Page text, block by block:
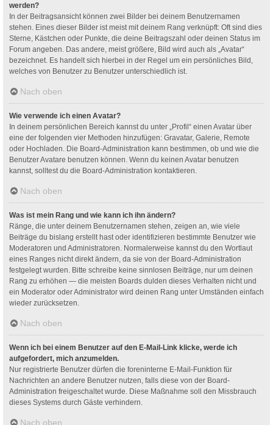
werden?
In der Beitragsansicht können zwei Bilder bei deinem Benutzernamen
stehen. Eines dieser Bilder ist meist mit deinem Rang verknüpft: Oft sind dies
Sterne, Kästchen oder Punkte, die deine Beitragszahl oder deinen Status im
Forum angeben. Das andere, meist größere, Bild wird auch als „Avatar“
bezeichnet. Es handelt sich hierbei in der Regel um ein persönliches Bild,
welches von Benutzer zu Benutzer unterschiedlich ist.
Nach oben
Wie verwende ich einen Avatar?
In deinem persönlichen Bereich kannst du unter „Profil“ einen Avatar über
eine der folgenden vier Methoden hinzufügen: Gravatar, Galerie, Remote
oder Hochladen. Die Board-Administration kann bestimmen, ob und wie die
Benutzer Avatare benutzen können. Wenn du keinen Avatar benutzen
kannst, solltest du die Board-Administration kontaktieren.
Nach oben
Was ist mein Rang und wie kann ich ihn ändern?
Ränge, die unter deinem Benutzernamen stehen, zeigen an, wie viele
Beiträge du bislang erstellt hast oder identifizieren bestimmte Benutzer wie
Moderatoren und Administratoren. Normalerweise kannst du den Wortlaut
eines Ranges nicht direkt ändern, da sie von der Board-Administration
festgelegt wurden. Bitte schreibe keine sinnlosen Beiträge, nur um deinen
Rang zu erhöhen — die meisten Boards dulden dieses Verhalten nicht und
ein Moderator oder Administrator wird deinen Rang unter Umständen einfach
wieder zurücksetzen.
Nach oben
Wenn ich bei einem Benutzer auf den E-Mail-Link klicke, werde ich
aufgefordert, mich anzumelden.
Nur registrierte Benutzer dürfen die foreninterne E-Mail-Funktion für
Nachrichten an andere Benutzer nutzen, falls diese von der Board-
Administration freigeschaltet wurde. Diese Maßnahme soll den Missbrauch
dieses Systems durch Gäste verhindern.
Nach oben